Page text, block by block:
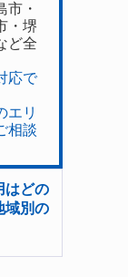
市・
・堺
ど全
応で
エリ
相談
はどの
域別の